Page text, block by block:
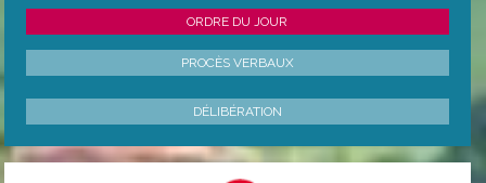
ORDRE DU JOUR
PROCÈS VERBAUX
DÉLIBÉRATION